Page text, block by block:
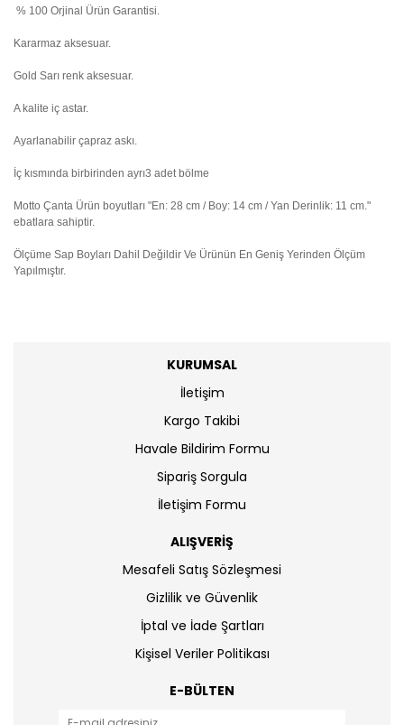
% 100 Orjinal Ürün Garantisi.
Kararmaz aksesuar.
Gold Sarı renk aksesuar.
A kalite iç astar.
Ayarlanabilir çapraz askı.
İç kısmında birbirinden ayrı3 adet bölme
Motto Çanta Ürün boyutları "En: 28 cm / Boy: 14 cm / Yan Derinlik: 11 cm."
ebatlara sahiptir.
Ölçüme Sap Boyları Dahil Değildir Ve Ürünün En Geniş Yerinden Ölçüm
Yapılmıştır.
KURUMSAL
İletişim
Kargo Takibi
Havale Bildirim Formu
Sipariş Sorgula
İletişim Formu
ALIŞVERİŞ
Mesafeli Satış Sözleşmesi
Gizlilik ve Güvenlik
İptal ve İade Şartları
Kişisel Veriler Politikası
E-BÜLTEN